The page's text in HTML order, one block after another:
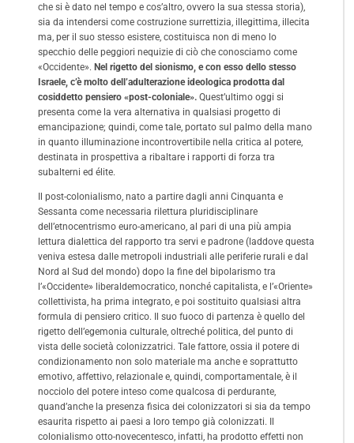
che si è dato nel tempo e cos’altro, ovvero la sua stessa storia),
sia da intendersi come costruzione surrettizia, illegittima, illecita
ma, per il suo stesso esistere, costituisca non di meno lo
specchio delle peggiori nequizie di ciò che conosciamo come
«Occidente». Nel rigetto del sionismo, e con esso dello stesso
Israele, c’è molto dell’adulterazione ideologica prodotta dal
cosiddetto pensiero «post-coloniale». Quest’ultimo oggi si
presenta come la vera alternativa in qualsiasi progetto di
emancipazione; quindi, come tale, portato sul palmo della mano
in quanto illuminazione incontrovertibile nella critica al potere,
destinata in prospettiva a ribaltare i rapporti di forza tra
subalterni ed élite.
Il post-colonialismo, nato a partire dagli anni Cinquanta e
Sessanta come necessaria rilettura pluridisciplinare
dell’etnocentrismo euro-americano, al pari di una più ampia
lettura dialettica del rapporto tra servi e padrone (laddove questa
veniva estesa dalle metropoli industriali alle periferie rurali e dal
Nord al Sud del mondo) dopo la fine del bipolarismo tra
l’«Occidente» liberaldemocratico, nonché capitalista, e l’«Oriente»
collettivista, ha prima integrato, e poi sostituito qualsiasi altra
formula di pensiero critico. Il suo fuoco di partenza è quello del
rigetto dell’egemonia culturale, oltreché politica, del punto di
vista delle società colonizzatrici. Tale fattore, ossia il potere di
condizionamento non solo materiale ma anche e soprattutto
emotivo, affettivo, relazionale e, quindi, comportamentale, è il
nocciolo del potere inteso come qualcosa di perdurante,
quand’anche la presenza fisica dei colonizzatori si sia da tempo
esaurita rispetto ai paesi a loro tempo già colonizzati. Il
colonialismo otto-novecentesco, infatti, ha prodotto effetti non